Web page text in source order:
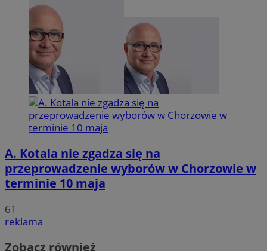
A. Kotala nie zgadza się na
przeprowadzenie wyborów w Chorzowie w
terminie 10 maja
61
reklama
Zobacz również